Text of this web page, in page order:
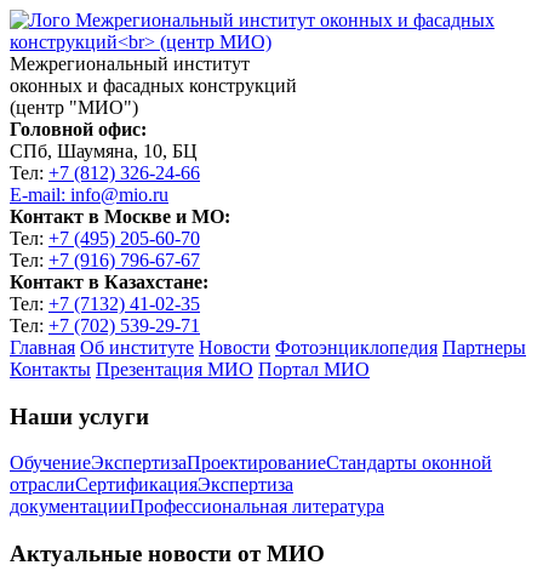
Межрегиональный институт
оконных и фасадных конструкций
(центр "МИО")
Головной офис:
СПб, Шаумяна, 10, БЦ
Тел: +7 (812) 326-24-66
E-mail: info@mio.ru
Контакт в Москве и МО:
Тел: +7 (495) 205-60-70
Тел: +7 (916) 796-67-67
Контакт в Казахстане:
Тел: +7 (7132) 41-02-35
Тел: +7 (702) 539-29-71
Главная Об институте Новости Фотоэнциклопедия Партнеры
Контакты Презентация МИО Портал МИО
Наши услуги
ОбучениеЭкспертизаПроектированиеСтандарты оконной
отраслиСертификацияЭкспертиза
документацииПрофессиональная литература
Актуальные новости от МИО